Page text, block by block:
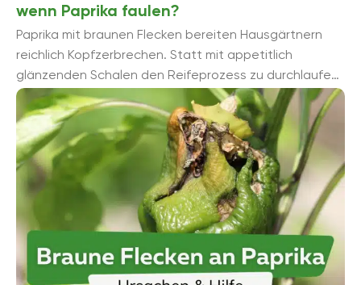
wenn Paprika faulen?
Paprika mit braunen Flecken bereiten Hausgärtnern
reichlich Kopfzerbrechen. Statt mit appetitlich
glänzenden Schalen den Reifeprozess zu durchlaufen,
sind die tropischen Früchte vor der Ernte übersät mit ...